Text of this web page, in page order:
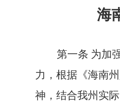
海
第一条 为加
力，根据《海南州
神，结合我州 实